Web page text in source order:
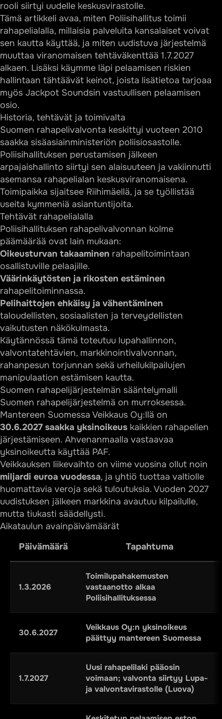
Yhteistyö ja kansainvälinen verkostoituminen
Kansainväliset verkostot
Kuluttajavalitukset ja ilmoittaminen
Vuoden 2027 jälkeen
Valitusprosessin vaiheet
Poliisihallitus: yhteystiedot ja viestintä
Poliisihallitus viestintä somessa
Kenelle Poliisihallituksen palvelut on suunnattu?
Yhteenveto
Usein kysytyt kysymykset (FAQ)
Mikä on Poliisihallituksen rooli rahapelialalla
30.6.2027 saakka?
Milloin voin hakea uutta rahapelitoimilupaa?
Voinko estää itseäni pelaamasta kaikilla
luvanvaraisilla sivustoilla?
Mihin ilmoitan epäilystä laittomasta
rahapelitoiminnasta?
Mistä saan apua peliongelmaan?
Mitä eroa on yksinoikeustoimiluvalla ja
rahapelitoimiluvalla?
Käykö EU:n toisen jäsenmaan lisenssi Suomessa?
Voiko Poliisihallitus ratkaista yksittäisen kiistan
minun ja peliyhtiön välillä?
rooli siirtyi uudelle keskusvirastolle.
Tämä artikkeli avaa, miten Poliisihallitus toimii
rahapelialalla, millaisia palveluita kansalaiset voivat
sen kautta käyttää, ja miten uudistuva järjestelmä
muuttaa viranomaisen tehtäväkenttää 1.7.2027
alkaen. Lisäksi käymme läpi pelaamisen riskien
hallintaan tähtäävät keinot, joista lisätietoa tarjoaa
myös Jackpot Soundsin vastuullisen pelaamisen
osio.
Historia, tehtävät ja toimivalta
Suomen rahapelivalvonta keskittyi vuoteen 2010
saakka sisäasiainministeriön poliisiosastolle.
Poliisihallituksen perustamisen jälkeen
arpajaishallinto siirtyi sen alaisuuteen ja vakiinnutti
asemansa rahapelialan keskusviranomaisena.
Toimipaikka sijaitsee Riihimäellä, ja se työllistää
useita kymmeniä asiantuntijoita.
Tehtävät rahapelialalla
Poliisihallituksen rahapelivalvonnan kolme
päämäärää ovat lain mukaan:
Oikeusturvan takaaminen rahapelitoimintaan
osallistuville pelaajille.
Väärinkäytösten ja rikosten estäminen
rahapelitoiminnassa.
Pelihaittojen ehkäisy ja vähentäminen
taloudellisten, sosiaalisten ja terveydellisten
vaikutusten näkökulmasta.
Käytännössä tämä toteutuu lupahallinnon,
valvontatehtävien, markkinointivalvonnan,
rahanpesun torjunnan sekä urheilukilpailujen
manipulaation estämisen kautta.
Suomen rahapelijärjestelmän sääntelymalli
Suomen rahapelijärjestelmä on murroksessa.
Mantereen Suomessa Veikkaus Oy:llä on
30.6.2027 saakka yksinoikeus kaikkien rahapelien
järjestämiseen. Ahvenanmaalla vastaavaa
yksinoikeutta käyttää PAF.
Veikkauksen liikevaihto on viime vuosina ollut noin
miljardi euroa vuodessa, ja yhtiö tuottaa valtiolle
huomattavia veroja sekä tuloutuksia. Vuoden 2027
uudistuksen jälkeen markkina avautuu kilpailulle,
mutta tiukasti säädellysti.
Aikataulun avainpäivämäärät
Päivämäärä
Tapahtuma
1.3.2026
Toimilupahakemusten
vastaanotto alkaa
Poliisihallituksessa
30.6.2027
Veikkaus Oy:n yksinoikeus
päättyy mantereen Suomessa
1.7.2027
Uusi rahapelilaki pääosin
voimaan; valvonta siirtyy Lupa-
ja valvontavirastolle (Luova)